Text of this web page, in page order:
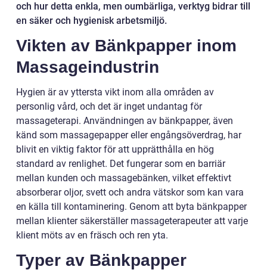
och hur detta enkla, men oumbärliga, verktyg bidrar till
en säker och hygienisk arbetsmiljö.
Vikten av Bänkpapper inom
Massageindustrin
Hygien är av yttersta vikt inom alla områden av
personlig vård, och det är inget undantag för
massageterapi. Användningen av bänkpapper, även
känd som massagepapper eller engångsöverdrag, har
blivit en viktig faktor för att upprätthålla en hög
standard av renlighet. Det fungerar som en barriär
mellan kunden och massagebänken, vilket effektivt
absorberar oljor, svett och andra vätskor som kan vara
en källa till kontaminering. Genom att byta bänkpapper
mellan klienter säkerställer massageterapeuter att varje
klient möts av en fräsch och ren yta.
Typer av Bänkpapper